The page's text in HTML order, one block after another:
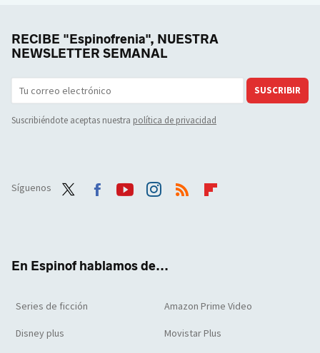
RECIBE "Espinofrenia", NUESTRA
NEWSLETTER SEMANAL
SUSCRIBIR
Suscribiéndote aceptas nuestra política de privacidad
Síguenos
En Espinof hablamos de...
Series de ficción Amazon Prime Video
Disney plus Movistar Plus